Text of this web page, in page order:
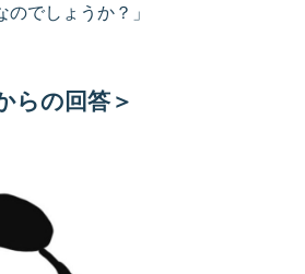
でしょうか？」
らの回答＞